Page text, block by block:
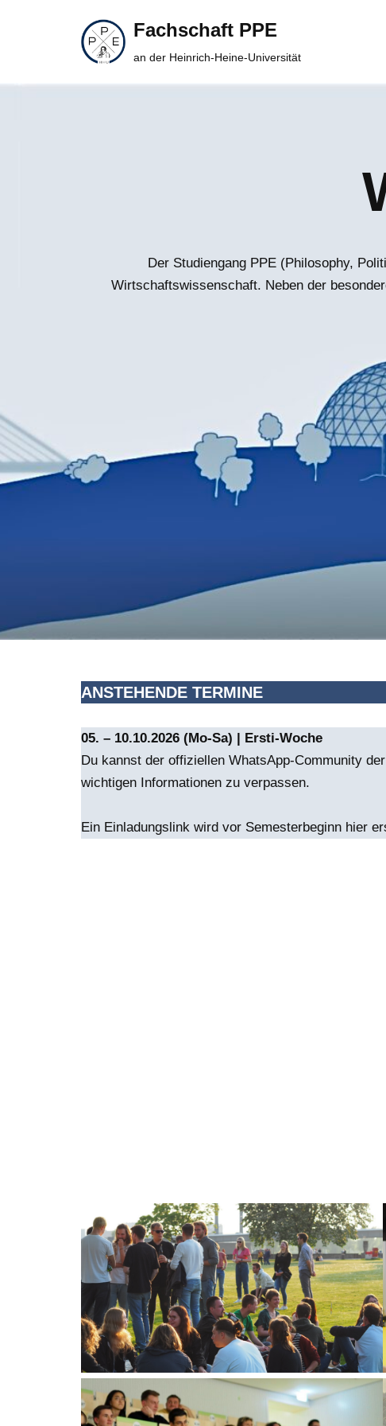
springen
Fachschaft PPE
an der Heinrich-Heine-Universität
Der Studiengang PPE (Philosophy,
Wirtschaftswissenschaft. Neben der
ANSTEHENDE TERMINE
05. – 10.10.2026 (Mo-Sa) | Ersti-Woche
Du kannst der offiziellen WhatsApp-Community
wichtigen Informationen zu verpassen.
Ein Einladungslink wird vor Semesterbeginn hier